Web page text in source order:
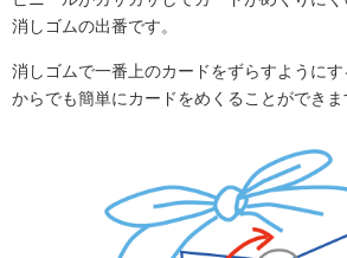
消しゴムの出番です。
消しゴムで一番上のカードをずらすように
からでも簡単にカードをめくることができま